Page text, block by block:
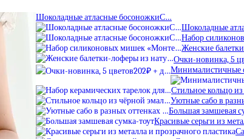
Шоколадные атласные босоножкиС…
Шоколадные
Набор
Женские
Очки-новинка, 5
Минималистичные
Стильное кольцо
Уютные сабо в
Большая замшевая
Красивые серьги из